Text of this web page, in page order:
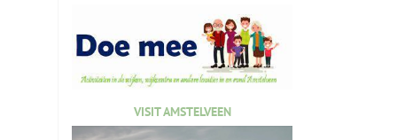
VISIT AMSTELVEEN